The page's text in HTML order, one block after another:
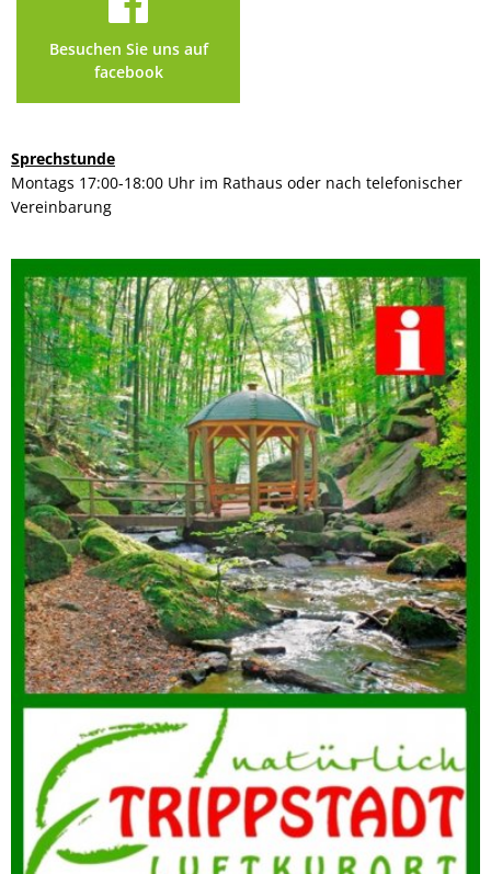
Besuchen Sie uns auf
facebook
Sprechstunde
Montags 17:00-18:00 Uhr im Rathaus oder nach telefonischer
Vereinbarung